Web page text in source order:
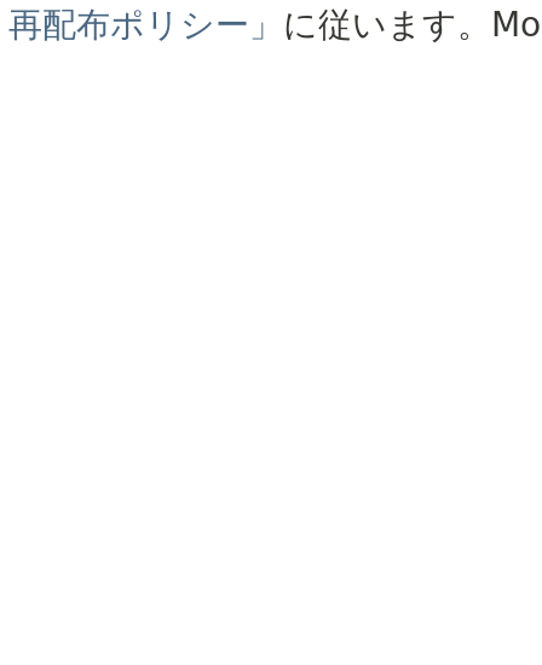
再配布ポリシー」 に従います。